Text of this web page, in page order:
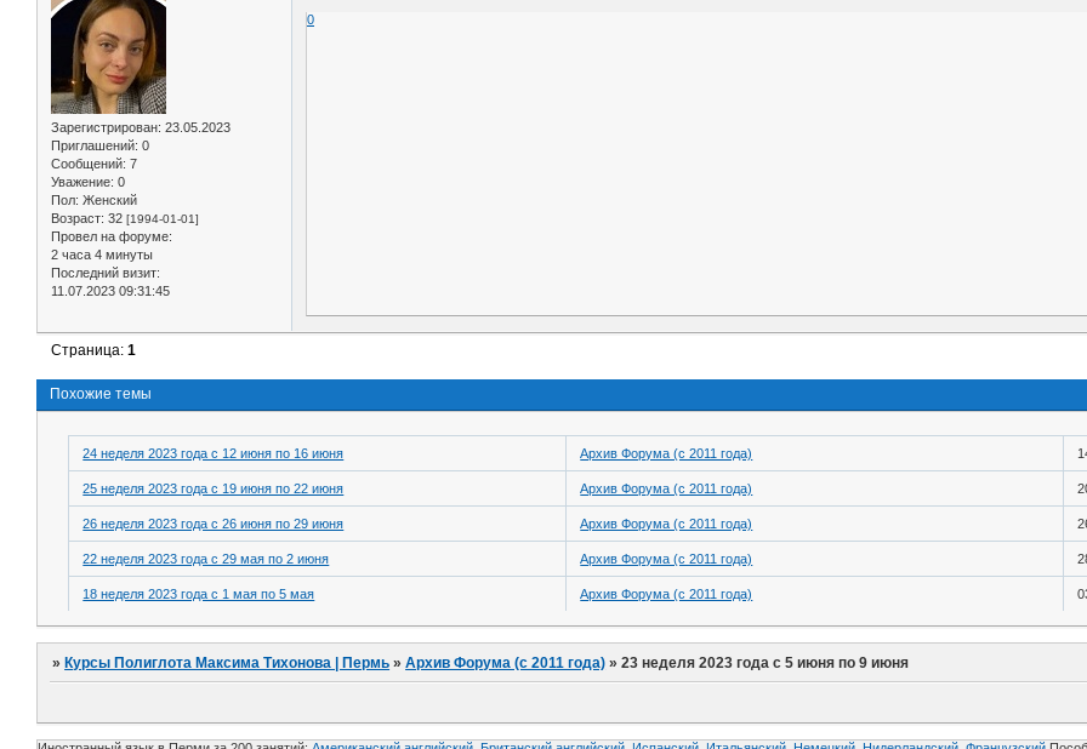
Зарегистрирован: 23.05.2023
Приглашений: 0
Сообщений: 7
Уважение: 0
Пол: Женский
Возраст: 32 [1994-01-01]
Провел на форуме:
2 часа 4 минуты
Последний визит:
11.07.2023 09:31:45
0
Страница:1
Похожие темы
24 неделя 2023 года с 12 июня по 16 июня Архив Форума (с 2011 года)
25 неделя 2023 года с 19 июня по 22 июня Архив Форума (с 2011 года)
26 неделя 2023 года с 26 июня по 29 июня Архив Форума (с 2011 года)
22 неделя 2023 года с 29 мая по 2 июня Архив Форума (с 2011 года)
18 неделя 2023 года с 1 мая по 5 мая Архив Форума (с 2011 года)
» Курсы Полиглота Максима Тихонова | Пермь »Архив Форума (с 2011 года) »23 неделя 2023 года с 5 июня по 9 июня